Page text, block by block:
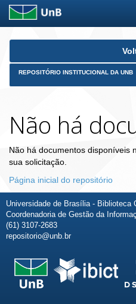
Skip
REPOSITÓRIO INSTITUCIONAL DA UNB
Não há
Não há documentos disponíveis
sua solicitação.
Página inicial do repositório
Universidade de Brasília - Biblioteca
Coordenadoria de Gestão da
(61) 3107-2683
repositorio@unb.br